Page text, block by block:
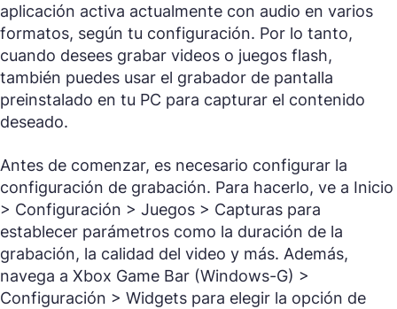
aplicación activa actualmente con audio en varios
formatos, según tu configuración. Por lo tanto,
cuando desees grabar videos o juegos flash,
también puedes usar el grabador de pantalla
preinstalado en tu PC para capturar el contenido
deseado.
Antes de comenzar, es necesario configurar la
configuración de grabación. Para hacerlo, ve a Inicio
> Configuración > Juegos > Capturas para
establecer parámetros como la duración de la
grabación, la calidad del video y más. Además,
navega a Xbox Game Bar (Windows-G) >
Configuración > Widgets para elegir la opción de